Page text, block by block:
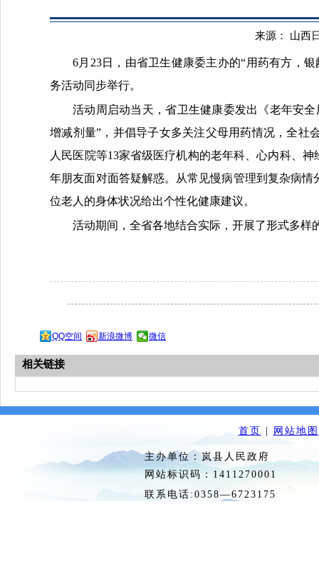
来源： 山西
6月23日，由省卫生健康委主办的“用药有方，
务活动同步举行。
活动周启动当天，省卫生健康委发出《老年安
增减剂量”，并倡导子女多关注父母用药情况，全社
人民医院等13家省级医疗机构的老年科、心内科、
年朋友面对面答疑解惑。从常见慢病管理到复杂病
位老人的身体状况给出个性化健康建议。
活动期间，全省各地结合实际，开展了形式多
QQ空间 新浪微博 微信
相关链接
首页 网站地图
主办单位：岚县人民政府
网站标识码：
联系电话